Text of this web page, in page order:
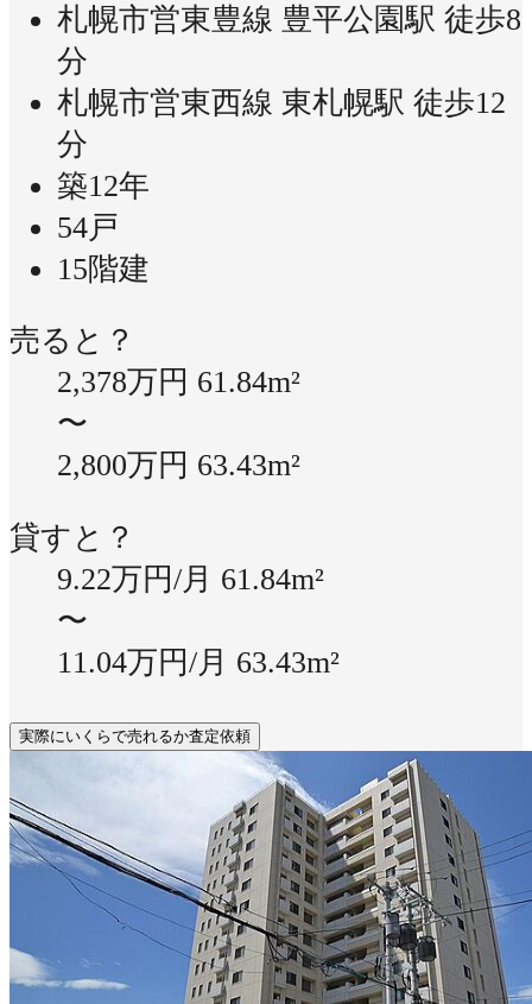
札幌市営東豊線 豊平公園駅 徒歩8
分
札幌市営東西線 東札幌駅 徒歩12
分
築12年
54戸
15階建
売ると？
2,378万円 61.84m²
〜
2,800万円 63.43m²
貸すと？
9.22万円/月 61.84m²
〜
11.04万円/月 63.43m²
実際にいくらで売れるか査定依頼